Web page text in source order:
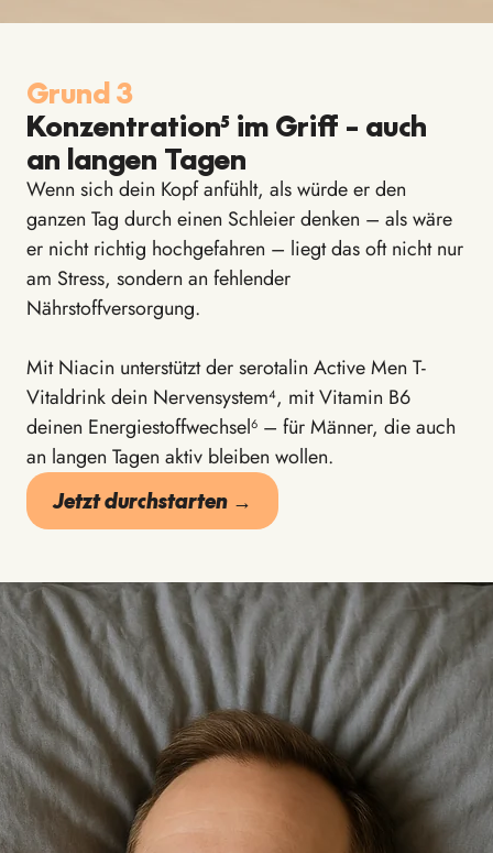
Grund 3
Konzentration⁵ im Griff – auch
an langen Tagen
Wenn sich dein Kopf anfühlt, als würde er den
ganzen Tag durch einen Schleier denken – als wäre
er nicht richtig hochgefahren – liegt das oft nicht nur
am Stress, sondern an fehlender
Nährstoffversorgung.
Mit Niacin unterstützt der serotalin Active Men T-
Vitaldrink dein Nervensystem⁴, mit Vitamin B6
deinen Energiestoffwechsel⁶ – für Männer, die auch
an langen Tagen aktiv bleiben wollen.
Jetzt durchstarten →